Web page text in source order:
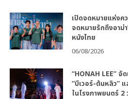
เปิดจดหมายแห่งค
จดหมายรักถึงอาม่
หนังไทย
06/08/2026
“HONAH LEE”
“บีเวอร์-ต้นหลิว”
ในโรงภาพยนตร์ 2